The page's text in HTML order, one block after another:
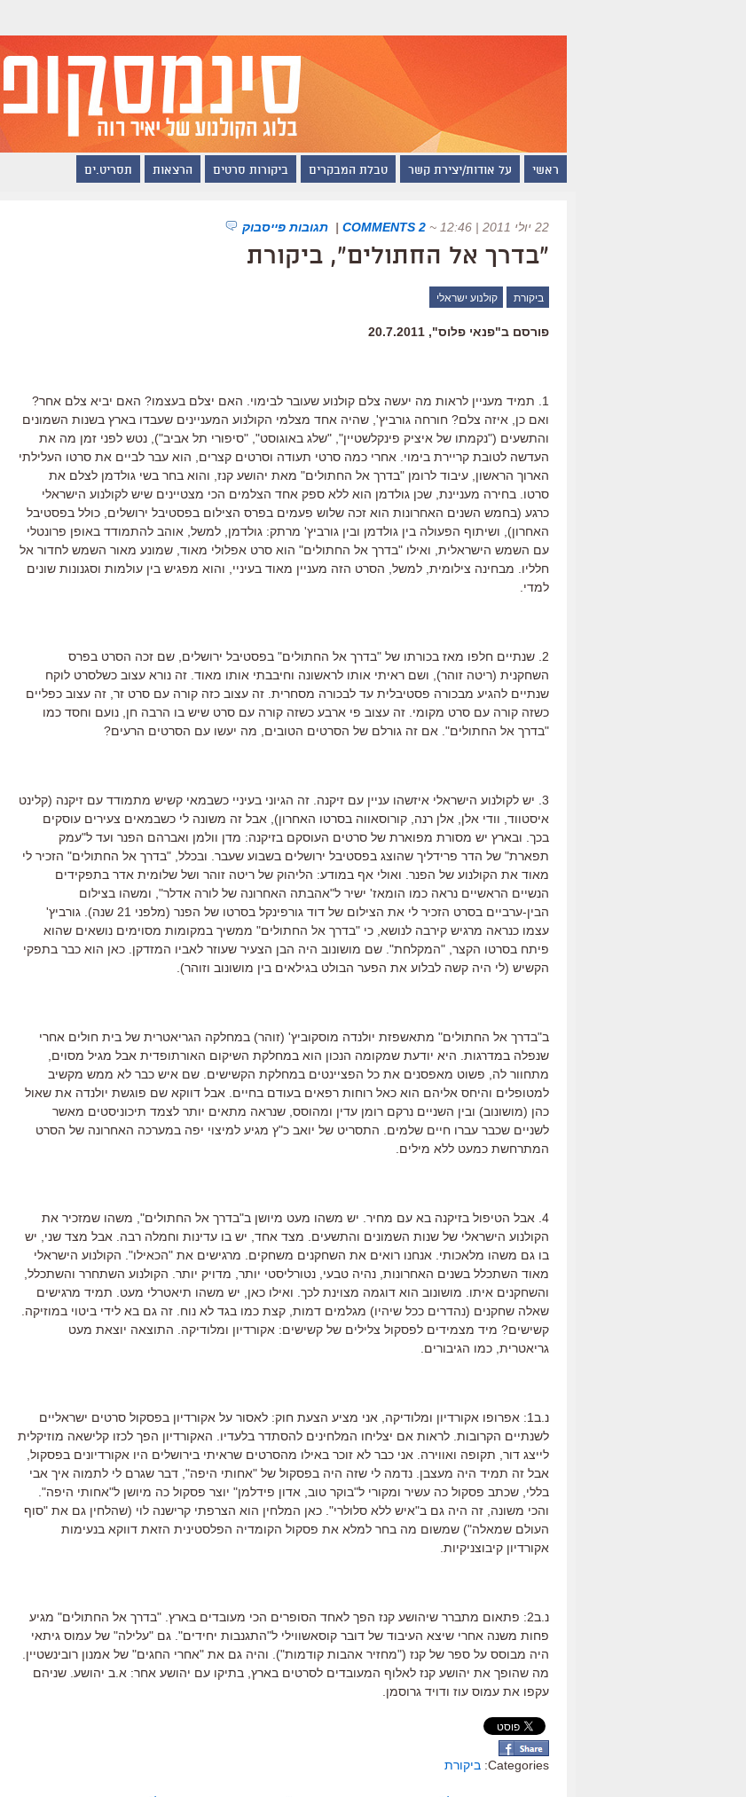
ראשי על אודות/יצירת קשר טבלת המבקרים ביקורות סרטים הרצאות תסריט.ים
22 יולי 2011 | 12:46 ~
2 COMMENTS
| תגובות פייסבוק
"בדרך אל החתולים", ביקורת
ביקורת קולנוע ישראלי
פורסם ב"פנאי פלוס", 20.7.2011
1. תמיד מעניין לראות מה יעשה צלם קולנוע שעובר לבימוי. האם יצלם בעצמו? האם יביא צלם אחר?
ואם כן, איזה צלם? חורחה גורביץ', שהיה אחד מצלמי הקולנוע המעניינים שעבדו בארץ בשנות השמונים
והתשעים ("נקמתו של איציק פינקלשטיין", "שלג באוגוסט", "סיפורי תל אביב"), נטש לפני זמן מה את
העדשה לטובת קריירת בימוי. אחרי כמה סרטי תעודה וסרטים קצרים, הוא עבר לביים את סרטו העלילתי
הארוך הראשון, עיבוד לרומן "בדרך אל החתולים" מאת יהושע קנז, והוא בחר בשי גולדמן לצלם את
סרטו. בחירה מעניינת, שכן גולדמן הוא ללא ספק אחד הצלמים הכי מצטיינים שיש לקולנוע הישראלי
כרגע (בחמש השנים האחרונות הוא זכה שלוש פעמים בפרס הצילום בפסטיבל ירושלים, כולל בפסטיבל
האחרון), ושיתוף הפעולה בין גולדמן ובין גורביץ' מרתק: גולדמן, למשל, אוהב להתמודד באופן פרונטלי
עם השמש הישראלית, ואילו "בדרך אל החתולים" הוא סרט אפלולי מאוד, שמונע מאור השמש לחדור אל
חלליו. מבחינה צילומית, למשל, הסרט הזה מעניין מאוד בעיניי, והוא מפגיש בין עולמות וסגנונות שונים
למדי.
2. שנתיים חלפו מאז בכורתו של "בדרך אל החתולים" בפסטיבל ירושלים, שם זכה הסרט בפרס
השחקנית (ריטה זוהר), ושם ראיתי אותו לראשונה וחיבבתי אותו מאוד. זה נורא עצוב כשלסרט לוקח
שנתיים להגיע מבכורה פסטיבלית עד לבכורה מסחרית. זה עצוב כזה קורה עם סרט זר, זה עצוב כפליים
כשזה קורה עם סרט מקומי. זה עצוב פי ארבע כשזה קורה עם סרט שיש בו הרבה חן, נועם וחסד כמו
"בדרך אל החתולים". אם זה גורלם של הסרטים הטובים, מה יעשו עם הסרטים הרעים?
3. יש לקולנוע הישראלי איזשהו עניין עם זיקנה. זה הגיוני בעיניי כשבמאי קשיש מתמודד עם זיקנה (קלינט
איסטווד, וודי אלן, אלן רנה, קורוסאווה בסרטו האחרון), אבל זה משונה לי כשבמאים צעירים עוסקים
בכך. ובארץ יש מסורת מפוארת של סרטים העוסקם בזיקנה: מדן וולמן ואברהם הפנר ועד ל"עמק
תפארת" של הדר פרידליך שהוצג בפסטיבל ירושלים בשבוע שעבר. ובכלל, "בדרך אל החתולים" הזכיר לי
מאוד את הקולנוע של הפנר. ואולי אף במודע: הליהוק של ריטה זוהר ושל שלומית אדר בתפקידים
הנשיים הראשיים נראה כמו הומאז' ישיר ל"אהבתה האחרונה של לורה אדלר", ומשהו בצילום
הבין-ערביים בסרט הזכיר לי את הצילום של דוד גורפינקל בסרטו של הפנר (מלפני 21 שנה). גורביץ'
עצמו כנראה מרגיש קירבה לנושא, כי "בדרך אל החתולים" ממשיך במקומות מסוימים נושאים שהוא
פיתח בסרטו הקצר, "המקלחת". שם מושונוב היה הבן הצעיר שעוזר לאביו המזדקן. כאן הוא כבר בתפקי
הקשיש (לי היה קשה לבלוע את הפער הבולט בגילאים בין מושונוב וזוהר).
ב"בדרך אל החתולים" מתאשפזת יולנדה מוסקוביץ' (זוהר) במחלקה הגריאטרית של בית חולים אחרי
שנפלה במדרגות. היא יודעת שמקומה הנכון הוא במחלקת השיקום האורתופדית אבל מגיל מסוים,
מתחוור לה, פשוט מאפסנים את כל הפציינטים במחלקת הקשישים. שם איש כבר לא ממש מקשיב
למטופלים והיחס אליהם הוא כאל רוחות רפאים בעודם בחיים. אבל דווקא שם פוגשת יולנדה את שאול
כהן (מושונוב) ובין השניים נרקם רומן עדין ומהוסס, שנראה מתאים יותר לצמד תיכוניסטים מאשר
לשניים שכבר עברו חיים שלמים. התסריט של יואב כ"ץ מגיע למיצוי יפה במערכה האחרונה של הסרט
המתרחשת כמעט ללא מילים.
4. אבל הטיפול בזיקנה בא עם מחיר. יש משהו מעט מיושן ב"בדרך אל החתולים", משהו שמזכיר את
הקולנוע הישראלי של שנות השמונים והתשעים. מצד אחד, יש בו עדינות וחמלה רבה. אבל מצד שני, יש
בו גם משהו מלאכותי. אנחנו רואים את השחקנים משחקים. מרגישים את "הכאילו". הקולנוע הישראלי
מאוד השתכלל בשנים האחרונות, נהיה טבעי, נטורליסטי יותר, מדויק יותר. הקולנוע השתחרר והשתכלל,
והשחקנים איתו. מושונוב הוא דוגמה מצוינת לכך. ואילו כאן, יש משהו תיאטרלי מעט. תמיד מרגישים
שאלה שחקנים (נהדרים ככל שיהיו) מגלמים דמות, קצת כמו בגד לא נוח. זה גם בא לידי ביטוי במוזיקה.
קשישים? מיד מצמידים לפסקול צלילים של קשישים: אקורדיון ומלודיקה. התוצאה יוצאת מעט
גריאטרית, כמו הגיבורים.
נ.ב1: אפרופו אקורדיון ומלודיקה, אני מציע הצעת חוק: לאסור על אקורדיון בפסקול סרטים ישראליים
לשנתיים הקרובות. לראות אם יצליחו המלחינים להסתדר בלעדיו. האקורדיון הפך לכזו קלישאה מוזיקלית
לייצג דור, תקופה ואווירה. אני כבר לא זוכר באילו מהסרטים שראיתי בירושלים היו אקורדיונים בפסקול,
אבל זה תמיד היה מעצבן. נדמה לי שזה היה בפסקול של "אחותי היפה", דבר שגרם לי לתמוה איך אבי
בללי, שכתב פסקול כה עשיר ומקורי ל"בוקר טוב, אדון פידלמן" יוצר פסקול כה מיושן ל"אחותי היפה".
והכי משונה, זה היה גם ב"איש ללא סלולרי". כאן המלחין הוא הצרפתי קרישנה לוי (שהלחין גם את "סוף
העולם שמאלה") שמשום מה בחר למלא את פסקול הקומדיה הפלסטינית הזאת דווקא בנעימות
אקורדיון קיבוצניקיות.
נ.ב2: פתאום מתברר שיהושע קנז הפך לאחד הסופרים הכי מעובדים בארץ. "בדרך אל החתולים" מגיע
פחות משנה אחרי שיצא העיבוד של דובר קוסאשווילי ל"התגנבות יחידים". גם "עלילה" של עמוס גיתאי
היה מבוסס על ספר של קנז ("מחזיר אהבות קודמות"). והיה גם את "אחרי החגים" של אמנון רובינשטיין.
מה שהופך את יהושע קנז לאלוף המעובדים לסרטים בארץ, בתיקו עם יהושע אחר: א.ב יהושע. שניהם
עקפו את עמוס עוז ודויד גרוסמן.
Categories: ביקורת